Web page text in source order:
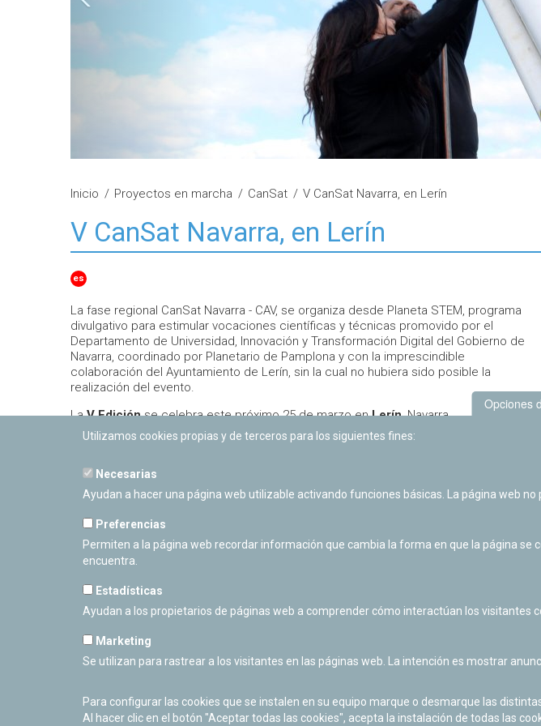
Inicio Proyectos en marcha CanSat V CanSat Navarra, en Lerín
V CanSat Navarra, en Lerín
es
La fase regional CanSat Navarra - CAV, se organiza desde Planeta STEM, programa
divulgativo para estimular vocaciones científicas y técnicas promovido por el
Departamento de Universidad, Innovación y Transformación Digital del Gobierno de
Navarra, coordinado por Planetario de Pamplona y con la imprescindible
colaboración del Ayuntamiento de Lerín, sin la cual no hubiera sido posible la
realización del evento.
LaV Ediciónse celebra este próximo 25 de marzo enLerín, Navarra.
Descarga elprograma con información y datos de interés
Aquí puedes ver
PLANETARIO DE PAMPLONA
31008 Pamplona, Navarra
Cerrado Temporalmente
Las actividades de divulgación
de Pamplona cuentan con el
Opciones
Utilizamos cookies propias y de terceros para los siguientes fines:
Necesarias
Ayudan a hacer una página web utilizable activando funciones básicas. La página web
Preferencias
Permiten a la página web recordar información que cambia la forma en que la página
encuentra.
Estadísticas
Ayudan a los propietarios de páginas web a comprender cómo interactúan los
Marketing
Se utilizan para rastrear a los visitantes en las páginas web. La intención es mostrar
Para configurar las cookies que se instalen en su equipo marque o desmarque las
Al hacer clic en el botón "Aceptar todas las cookies", acepta la instalación de todas las